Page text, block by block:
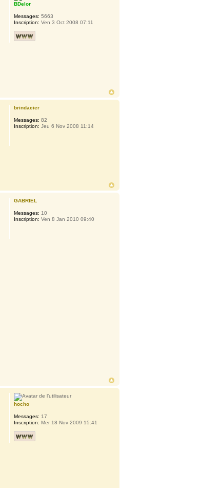
BDelor
Messages: 5663
Inscription: Ven 3 Oct 2008 07:11
brindacier
Messages: 82
Inscription: Jeu 6 Nov 2008 11:14
GABRIEL
Messages: 10
Inscription: Ven 8 Jan 2010 09:40
hocho
Messages: 17
Inscription: Mer 18 Nov 2009 15:41